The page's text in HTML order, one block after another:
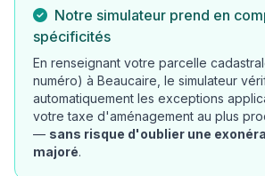
Notre simulateur prend en
spécificités
En renseignant votre parcelle
numéro) à Beaucaire, le simulateur
automatiquement les exceptions
votre taxe d'aménagement au plus
— sans risque d'oublier une
majoré.